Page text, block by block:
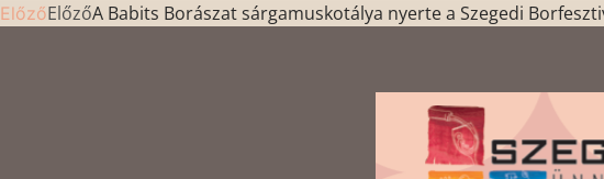
ElőzőElőzőA Babits Borászat sárgamuskotálya nyerte a Szegedi